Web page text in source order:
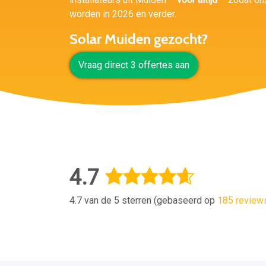
worden in 2026 en verder.
Solar Muiden gezocht?
Vraag direct 3 offertes aan
4.7
4.7 van de 5 sterren (gebaseerd op 185